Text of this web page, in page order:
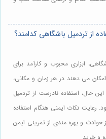
از تردمیل باشگاهی کدامند؟
ابزاری محبوب و کارآمد برای
می دهند در هر زمان و مکانی،
حال، استفاده نادرست از تردمیل
رعایت نکات ایمنی هنگام استفاده
حوادث و بهره مندی از تمرینی ایمن